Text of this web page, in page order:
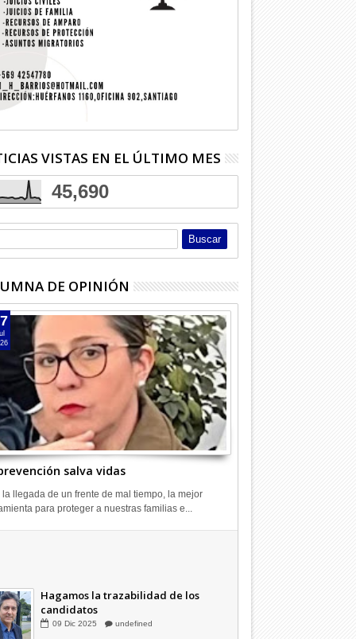
VISTAS EN EL ÚLTIMO MES
45,690
DE OPINIÓN
salva vidas
la llegada de un frente de mal tiempo, la mejor
para proteger a nuestras familias e...
Hagamos la trazabilidad de los
candidatos